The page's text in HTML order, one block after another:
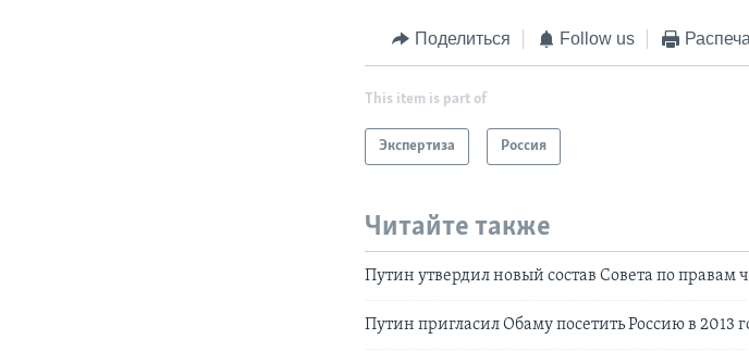
Поделиться Follow us
This item is part of
Экспертиза Россия
Читайте также
Путин утвердил новый состав Совета по правам
Путин пригласил Обаму посетить Россию в 2013